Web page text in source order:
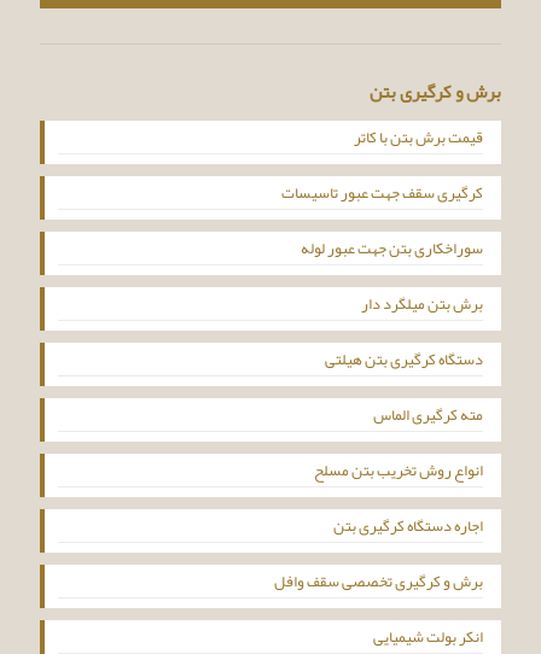
برش و کرگیری بتن
قیمت برش بتن با کاتر
کرگیری سقف جهت عبور تاسیسات
سوراخکاری بتن جهت عبور لوله
برش بتن میلگرد دار
دستگاه کرگیری بتن هیلتی
مته کرگیری الماس
انواع روش تخریب بتن مسلح
اجاره دستگاه کرگیری بتن
برش و کرگیری تخصصی سقف وافل
انکر بولت شیمیایی